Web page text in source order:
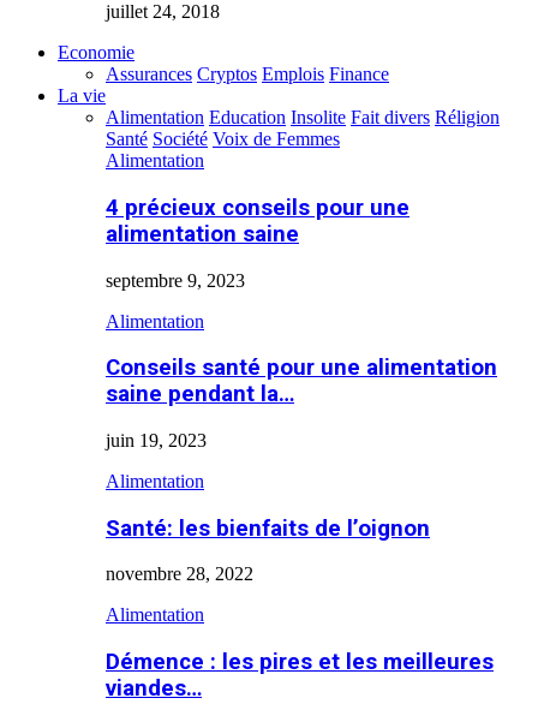
juillet 24, 2018
Economie
Assurances Cryptos Emplois Finance
La vie
Alimentation Education Insolite Fait divers Réligion
Santé Société Voix de Femmes
Alimentation
4 précieux conseils pour une
alimentation saine
septembre 9, 2023
Alimentation
Conseils santé pour une alimentation
saine pendant la…
juin 19, 2023
Alimentation
Santé: les bienfaits de l’oignon
novembre 28, 2022
Alimentation
Démence : les pires et les meilleures
viandes…